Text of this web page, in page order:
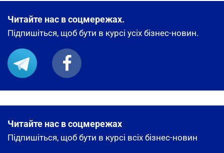
Читайте нас в соцмережах.
Підпишіться, щоб бути в курсі усіх бізнес-новин.
Читайте нас в соцмережах
Підпишіться, щоб бути в курсі всіх бізнес-новин